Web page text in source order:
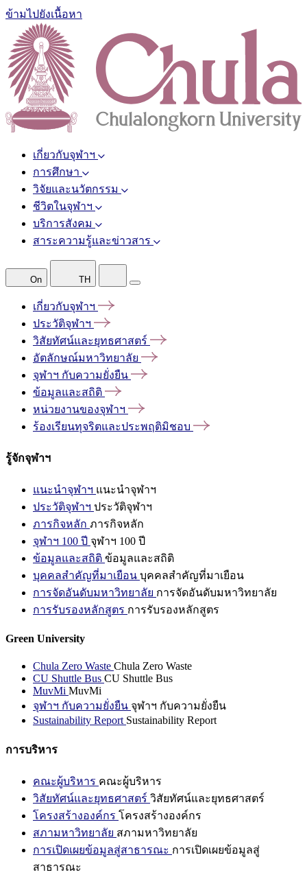
ข้ามไปยังเนื้อหา
เกี่ยวกับจุฬาฯ
การศึกษา
วิจัยและนวัตกรรม
ชีวิตในจุฬาฯ
บริการสังคม
สาระความรู้และข่าวสาร
On TH
เกี่ยวกับจุฬาฯ
ประวัติจุฬาฯ
วิสัยทัศน์และยุทธศาสตร์
อัตลักษณ์มหาวิทยาลัย
จุฬาฯ กับความยั่งยืน
ข้อมูลและสถิติ
หน่วยงานของจุฬาฯ
ร้องเรียนทุจริตและประพฤติมิชอบ
รู้จักจุฬาฯ
แนะนำจุฬาฯ แนะนำจุฬาฯ
ประวัติจุฬาฯ ประวัติจุฬาฯ
ภารกิจหลัก ภารกิจหลัก
จุฬาฯ 100 ปี จุฬาฯ 100 ปี
ข้อมูลและสถิติ ข้อมูลและสถิติ
บุคคลสำคัญที่มาเยือน บุคคลสำคัญที่มาเยือน
การจัดอันดับมหาวิทยาลัย การจัดอันดับมหาวิทยาลัย
การรับรองหลักสูตร การรับรองหลักสูตร
Green University
Chula Zero Waste Chula Zero Waste
CU Shuttle Bus CU Shuttle Bus
MuvMi MuvMi
จุฬาฯ กับความยั่งยืน จุฬาฯ กับความยั่งยืน
Sustainability Report Sustainability Report
การบริหาร
คณะผู้บริหาร คณะผู้บริหาร
วิสัยทัศน์และยุทธศาสตร์ วิสัยทัศน์และยุทธศาสตร์
โครงสร้างองค์กร โครงสร้างองค์กร
สภามหาวิทยาลัย สภามหาวิทยาลัย
การเปิดเผยข้อมูลสู่สาธารณะ การเปิดเผยข้อมูลสู่
สาธารณะ